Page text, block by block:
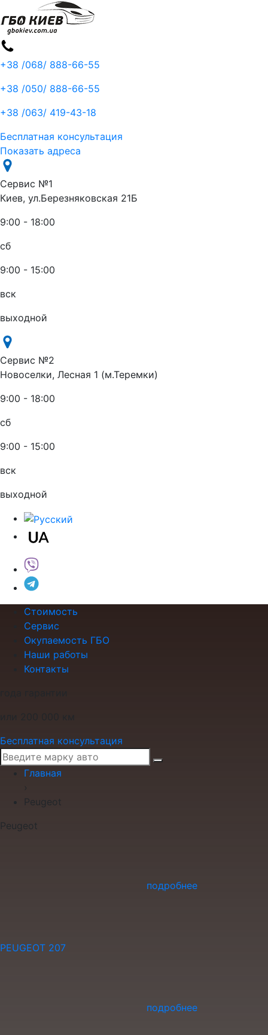
+38 /068/ 888-66-55
+38 /050/ 888-66-55
+38 /063/ 419-43-18
Бесплатная консультация
Показать адреса
Сервис №1
Киев, ул.Березняковская 21Б
9:00 - 18:00
сб
9:00 - 15:00
вск
выходной
Сервис №2
Новоселки, Лесная 1 (м.Теремки)
9:00 - 18:00
сб
9:00 - 15:00
вск
выходной
Стоимость
Сервис
Окупаемость ГБО
Наши работы
Контакты
Бесплатная консультация
Главная
›
Peugeot
Peugeot
подробнее
PEUGEOT 207
подробнее